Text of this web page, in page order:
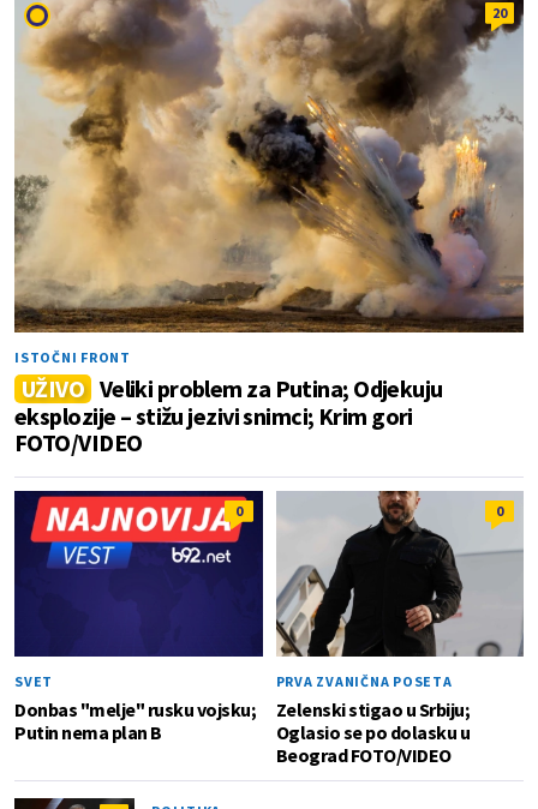
20
ISTOČNI FRONT
UŽIVO Veliki problem za Putina; Odjekuju
eksplozije – stižu jezivi snimci; Krim gori
FOTO/VIDEO
0
SVET
Donbas "melje" rusku vojsku;
Putin nema plan B
0
PRVA ZVANIČNA POSETA
Zelenski stigao u Srbiju;
Oglasio se po dolasku u
Beograd FOTO/VIDEO